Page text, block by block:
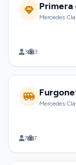
Primera
Mercedes
3 3
Mercedes
7 7